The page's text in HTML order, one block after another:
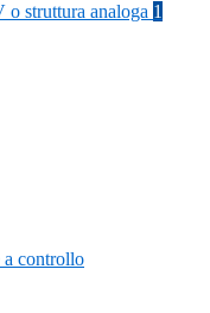
struttura analoga 1
a controllo